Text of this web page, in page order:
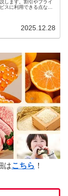
します。割引やプライ
スに利用できる点な
2025.12.28
はこちら ！